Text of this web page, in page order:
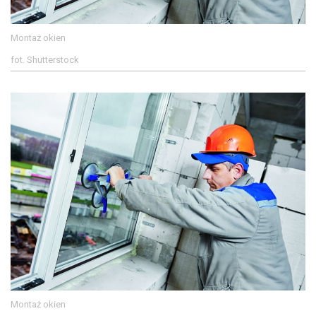
Montaż okien
fot. Shutterstock
Montaż okien